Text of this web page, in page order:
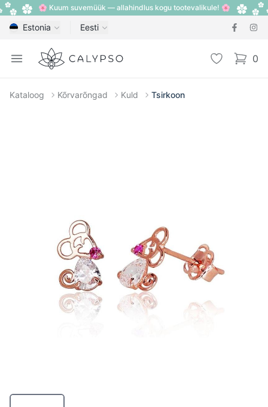
🌸 Kuum suvemüük — allahindlus kogu tootevalikule! 🌸
Estonia Eesti
Open menu
Calypso Lemmik 0
items
Kataloog Kõrvarõngad Kuld Tsirkoon